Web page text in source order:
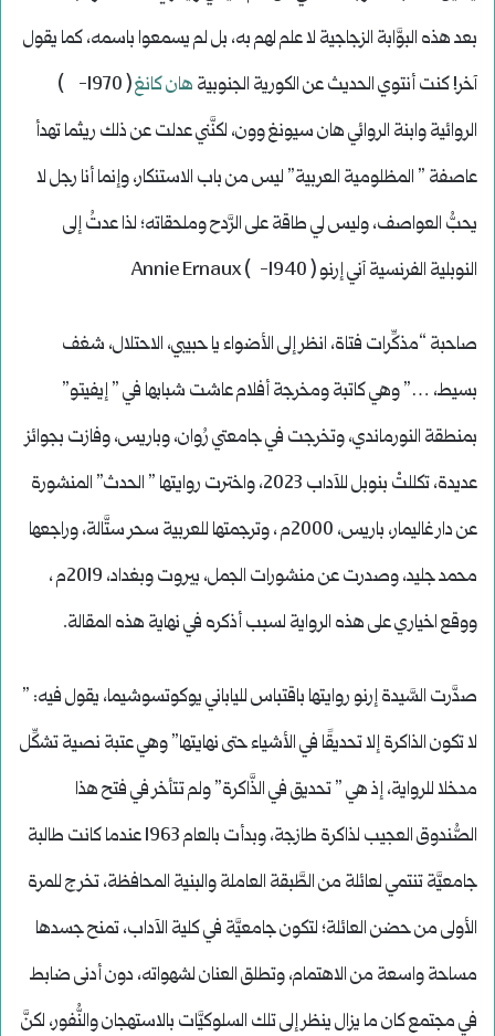
بعد هذه البوَّابة الزجاجية لا علم لهم به، بل لم يسمعوا باسمه، كما يقول
آخر! كنت أنتوي الحديث عن الكورية الجنوبية هان كانغ
( 1970- )
الروائية وابنة الروائي هان سيونغ وون، لكنَّني عدلت عن ذلك ريثما تهدأ
عاصفة ” المظلومية العربية” ليس من باب الاستنكار، وإنما أنا رجل لا
يحبُّ العواصف، وليس لي طاقة على الرَّدح وملحقاته؛ لذا عدتُ إلى
النوبلية الفرنسية آني إرنو ( 1940- ) Annie Ernaux
صاحبة “مذكِّرات فتاة، انظر إلى الأضواء يا حبيبي، الاحتلال، شغف
بسيط، …” وهي كاتبة ومخرجة أفلام عاشت شبابها في ” إيفيتو”
بمنطقة النورماندي، وتخرجت في جامعتي رُوان، وباريس، وفازت بجوائز
عديدة، تكللتْ بنوبل للآداب 2023، واخترت روايتها ” الحدث” المنشورة
عن دار غاليمار، باريس، 2000م ، وترجمتها للعربية سحر ستَّالة، وراجعها
محمد جليد، وصدرت عن منشورات الجمل، بيروت وبغداد، 2019م ،
ووقع اخياري على هذه الرواية لسبب أذكره في نهاية هذه المقالة.
صدَّرت السَّيدة إرنو روايتها باقتباس للياباني يوكوتسوشيما، يقول فيه: ”
لا تكون الذاكرة إلا تحديقًا في الأشياء حتى نهايتها” وهي عتبة نصية تشكِّل
مدخلا للرواية، إذ هي ” تحديق في الذَّاكرة” ولم تتأخر في فتح هذا
الصُّندوق العجيب لذاكرة طازجة، وبدأت بالعام 1963 عندما كانت طالبة
جامعيَّة تنتمي لعائلة من الطَّبقة العاملة والبنية المحافظة، تخرج للمرة
الأولى من حضن العائلة؛ لتكون جامعيَّة في كلية الآداب، تمنح جسدها
مساحة واسعة من الاهتمام، وتطلق العنان لشهواته، دون أدنى ضابط
في مجتمع كان ما يزال ينظر إلى تلك السلوكيَّات بالاستهجان والنُّفور، لكنَّ